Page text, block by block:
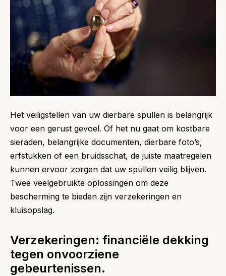
Het veiligstellen van uw dierbare spullen is belangrijk
voor een gerust gevoel. Of het nu gaat om kostbare
sieraden, belangrijke documenten, dierbare foto’s,
erfstukken of een bruidsschat, de juiste maatregelen
kunnen ervoor zorgen dat uw spullen veilig blijven.
Twee veelgebruikte oplossingen om deze
bescherming te bieden zijn verzekeringen en
kluisopslag.
Verzekeringen: financiële dekking
tegen onvoorziene
gebeurtenissen.